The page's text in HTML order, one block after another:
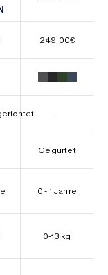
249.00€
-
Gegurtet
0 - 1 Jahre
0-13 kg